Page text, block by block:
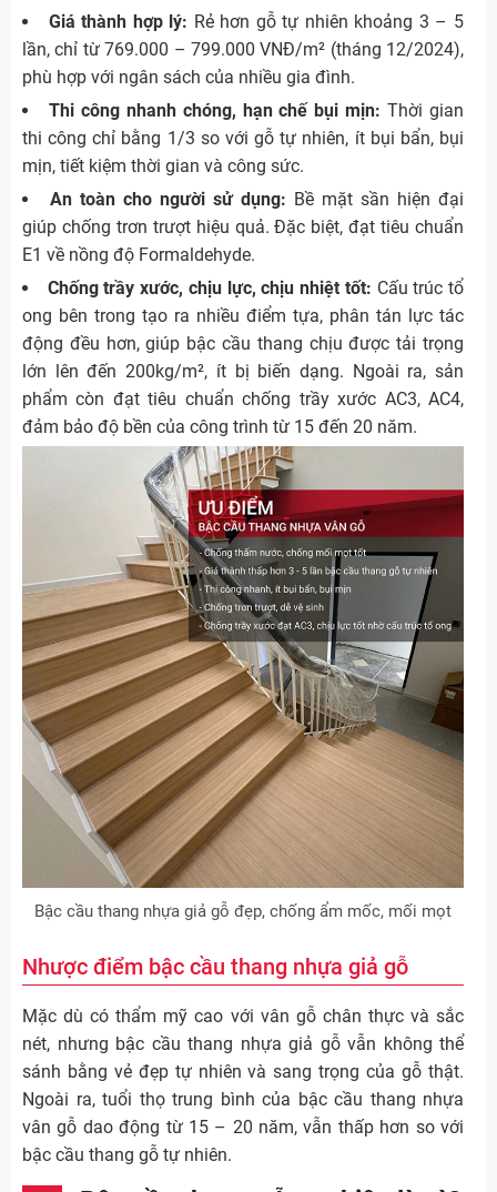
Giá thành hợp lý: Rẻ hơn gỗ tự nhiên khoảng 3 – 5
lần, chỉ từ 769.000 – 799.000 VNĐ/m² (tháng 12/2024),
phù hợp với ngân sách của nhiều gia đình.
Thi công nhanh chóng, hạn chế bụi mịn: Thời gian
thi công chỉ bằng 1/3 so với gỗ tự nhiên, ít bụi bẩn, bụi
mịn, tiết kiệm thời gian và công sức.
An toàn cho người sử dụng: Bề mặt sần hiện đại
giúp chống trơn trượt hiệu quả. Đặc biệt, đạt tiêu chuẩn
E1 về nồng độ Formaldehyde.
Chống trầy xước, chịu lực, chịu nhiệt tốt: Cấu trúc tổ
ong bên trong tạo ra nhiều điểm tựa, phân tán lực tác
động đều hơn, giúp bậc cầu thang chịu được tải trọng
lớn lên đến 200kg/m², ít bị biến dạng. Ngoài ra, sản
phẩm còn đạt tiêu chuẩn chống trầy xước AC3, AC4,
đảm bảo độ bền của công trình từ 15 đến 20 năm.
Bậc cầu thang nhựa giả gỗ đẹp, chống ẩm mốc, mối mọt
Nhược điểm bậc cầu thang nhựa giả gỗ
Mặc dù có thẩm mỹ cao với vân gỗ chân thực và sắc
nét, nhưng bậc cầu thang nhựa giả gỗ vẫn không thể
sánh bằng vẻ đẹp tự nhiên và sang trọng của gỗ thật.
Ngoài ra, tuổi thọ trung bình của bậc cầu thang nhựa
vân gỗ dao động từ 15 – 20 năm, vẫn thấp hơn so với
bậc cầu thang gỗ tự nhiên.